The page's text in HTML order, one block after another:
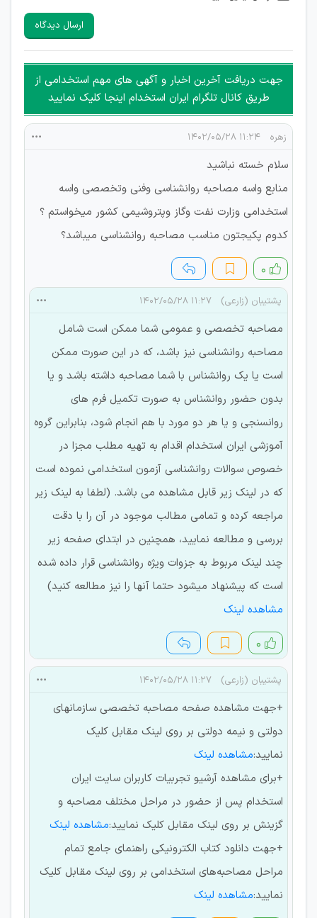
هرگونه تحریک، تحقیر و کنایه به سایر افراد (مسئول و غیر مسئول)
غیر مجاز می باشد.
امکان هماهنگی برای هرگونه ملاقات حضوری چه به صورت دسته
جمعی و چه فردی توسط کاربران سایت وجود ندارد.
ارسال دیدگاه
جهت دریافت آخرین اخبار و آگهی های مهم استخدامی از
طریق کانال تلگرام ایران استخدام اینجا کلیک نمایید
زهره ۱۱:۲۴ ۱۴۰۲/۰۵/۲۸
سلام خسته نباشید
منابع واسه مصاحبه روانشناسی وفنی وتخصصی واسه
استخدامی وزارت نفت وگاز وپتروشیمی کشور میخواستم ؟
کدوم پکیجتون مناسب مصاحبه روانشناسی میباشد؟
۰
پشتیبان (زارعی) ۱۱:۲۷ ۱۴۰۲/۰۵/۲۸
مصاحبه تخصصی و عمومی شما ممکن است شامل
مصاحبه روانشناسی نیز باشد، که در این صورت ممکن
است یا یک روانشناس با شما مصاحبه داشته باشد و یا
بدون حضور روانشناس به صورت تکمیل فرم های
روانسنجی و یا هر دو مورد با هم انجام شود، بنابراین گروه
آموزشی ایران استخدام اقدام به تهیه مطلب مجزا در
خصوص سوالات روانشناسی آزمون استخدامی نموده است
که در لینک زیر قابل مشاهده می باشد. (لطفا به لینک زیر
مراجعه کرده و تمامی مطالب موجود در آن را با دقت
بررسی و مطالعه نمایید، همچنین در ابتدای صفحه زیر
چند لینک مربوط به جزوات ویژه روانشناسی قرار داده شده
است که پیشنهاد میشود حتما آنها را نیز مطالعه کنید)
مشاهده لینک
۰
پشتیبان (زارعی) ۱۱:۲۷ ۱۴۰۲/۰۵/۲۸
+جهت مشاهده صفحه مصاحبه تخصصی سازمانهای
دولتی و نیمه دولتی بر روی لینک مقابل کلیک
نمایید:مشاهده لینک
+برای مشاهده آرشیو تجربیات کاربران سایت ایران
استخدام پس از حضور در مراحل مختلف مصاحبه و
گزینش بر روی لینک مقابل کلیک نمایید:مشاهده لینک
+جهت دانلود کتاب الکترونیکی راهنمای جامع تمام
مراحل مصاحبه‌های استخدامی بر روی لینک مقابل کلیک
نمایید:مشاهده لینک